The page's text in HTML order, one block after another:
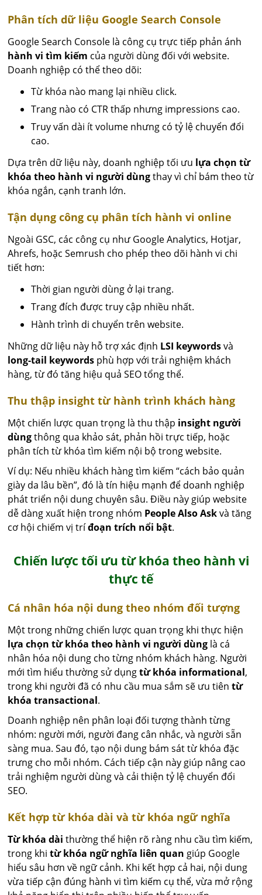
Phân tích dữ liệu Google Search Console
Google Search Console là công cụ trực tiếp phản ánh
hành vi tìm kiếm của người dùng đối với website.
Doanh nghiệp có thể theo dõi:
Từ khóa nào mang lại nhiều click.
Trang nào có CTR thấp nhưng impressions cao.
Truy vấn dài ít volume nhưng có tỷ lệ chuyển đổi
cao.
Dựa trên dữ liệu này, doanh nghiệp tối ưu lựa chọn từ
khóa theo hành vi người dùngthay vì chỉ bám theo từ
khóa ngắn, cạnh tranh lớn.
Tận dụng công cụ phân tích hành vi online
Ngoài GSC, các công cụ như Google Analytics, Hotjar,
Ahrefs, hoặc Semrush cho phép theo dõi hành vi chi
tiết hơn:
Thời gian người dùng ở lại trang.
Trang đích được truy cập nhiều nhất.
Hành trình di chuyển trên website.
Những dữ liệu này hỗ trợ xác định LSI keywordsvà
long-tail keywords phù hợp với trải nghiệm khách
hàng, từ đó tăng hiệu quả SEO tổng thể.
Thu thập insight từ hành trình khách hàng
Một chiến lược quan trọng là thu thập insight người
dùngthông qua khảo sát, phản hồi trực tiếp, hoặc
phân tích từ khóa tìm kiếm nội bộ trong website.
Ví dụ: Nếu nhiều khách hàng tìm kiếm “cách bảo quản
giày da lâu bền”, đó là tín hiệu mạnh để doanh nghiệp
phát triển nội dung chuyên sâu. Điều này giúp website
dễ dàng xuất hiện trong nhóm People Also Askvà tăng
cơ hội chiếm vị tríđoạn trích nổi bật.
Chiến lược tối ưu từ khóa theo hành vi
thực tế
Cá nhân hóa nội dung theo nhóm đối tượng
Một trong những chiến lược quan trọng khi thực hiện
lựa chọn từ khóa theo hành vi người dùng là cá
nhân hóa nội dung cho từng nhóm khách hàng. Người
mới tìm hiểu thường sử dụngtừ khóa informational,
trong khi người đã có nhu cầu mua sắm sẽ ưu tiêntừ
khóa transactional.
Doanh nghiệp nên phân loại đối tượng thành từng
nhóm: người mới, người đang cân nhắc, và người sẵn
sàng mua. Sau đó, tạo nội dung bám sát từ khóa đặc
trưng cho mỗi nhóm. Cách tiếp cận này giúp nâng cao
trải nghiệm người dùng và cải thiện tỷ lệ chuyển đổi
SEO.
Kết hợp từ khóa dài và từ khóa ngữ nghĩa
Từ khóa dài thường thể hiện rõ ràng nhu cầu tìm kiếm,
trong khitừ khóa ngữ nghĩa liên quan giúp Google
hiểu sâu hơn về ngữ cảnh. Khi kết hợp cả hai, nội dung
vừa tiếp cận đúng hành vi tìm kiếm cụ thể, vừa mở rộng